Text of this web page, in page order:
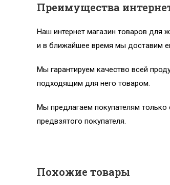
Преимущества
Наш интернет магазин товаров для
и в ближайшее время мы доставим
Мы гарантируем качество всей
подходящим для него товаром.
Мы предлагаем покупателям
предвзятого покупателя.
Похожие товары